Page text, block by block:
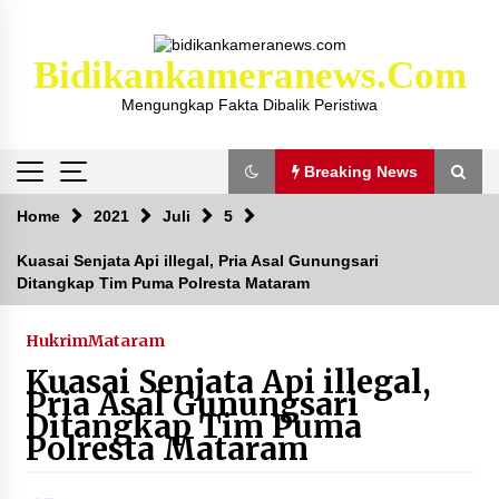
Bidikankameranews.com
Mengungkap Fakta Dibalik Peristiwa
Breaking News
Breaking News
Kejaksaan KSB Mulai Lidik Mafia Tanah Desa
Sekongkang Bawah
2 tahun ago
Laporan Dugaan Pencabulan di Desa Sepayung
Kec. Plampang, Polres Sumbawa Pastikan
Proses Penyelidikan Berjalan Maksimal
4 minggu ago
Home 2021 Juli 5
Kuasai Senjata Api illegal, Pria Asal Gunungsari
Ditangkap Tim Puma Polresta Mataram
HukrimMataram
Kuasai Senjata Api illegal,
Pria Asal Gunungsari
Ditangkap Tim Puma
Polresta Mataram